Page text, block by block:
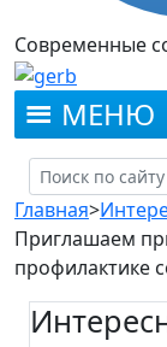
Современные
МЕНЮ
Главная>
Приглашаем
профилактике